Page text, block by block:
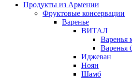
Продукты из Армении
Фруктовые консервации
Варенье
ВИТАЛ
Варенья
Варенья
Иджеван
Ноян
Шамб